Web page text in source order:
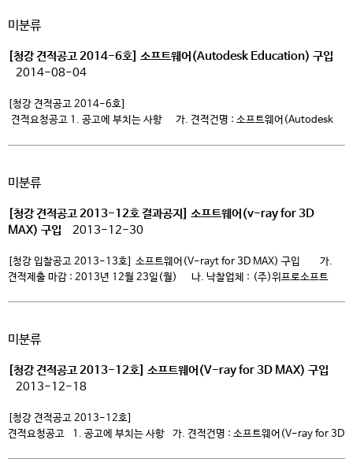
미분류
[청강 견적공고 2014-6호] 소프트웨어(Autodesk Education) 구입
2014-08-04
[청강 견적공고 2014-6호]
견적요청공고 1. 공고에 부치는 사항 가. 견적건명 : 소프트웨어(Autodesk
미분류
[청강 견적공고 2013-12호 결과공지] 소프트웨어(v-ray for 3D
MAX) 구입
2013-12-30
[청강 입찰공고 2013-13호] 소프트웨어(V-rayt for 3D MAX) 구입 가.
견적제출 마감 : 2013년 12월 23일(월) 나. 낙찰업체 : (주)위프로소프트
미분류
[청강 견적공고 2013-12호] 소프트웨어(V-ray for 3D MAX) 구입
2013-12-18
[청강 견적공고 2013-12호]
견적요청공고 1. 공고에 부치는 사항 가. 견적건명 : 소프트웨어(V-ray for 3D